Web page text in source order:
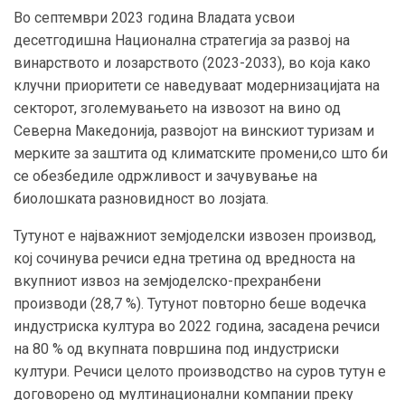
Во септември 2023 година Владата усвои
десетгодишна Национална стратегија за развој на
винарството и лозарството (2023-2033), во која како
клучни приоритети се наведуваат модернизацијата на
секторот, зголемувањето на извозот на вино од
Северна Македонија, развојот на винскиот туризам и
мерките за заштита од климатските промени,со што би
се обезбедиле одржливост и зачувување на
биолошката разновидност во лозјата.
Тутунот е најважниот земјоделски извозен производ,
кој сочинува речиси една третина од вредноста на
вкупниот извоз на земјоделско-прехранбени
производи (28,7 %). Тутунот повторно беше водечка
индустриска култура во 2022 година, засадена речиси
на 80 % од вкупната површина под индустриски
култури. Речиси целото производство на суров тутун е
договорено од мултинационални компании преку